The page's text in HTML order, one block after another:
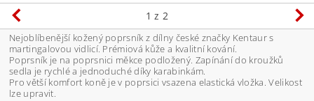
1 z 2
Nejoblíbenější kožený poprsník z dílny české značky Kentaur s
martingalovou vidlicí. Prémiová kůže a kvalitní kování.
Poprsník je na poprsnici měkce podložený. Zapínání do kroužků
sedla je rychlé a jednoduché díky karabinkám.
Pro větší komfort koně je v poprsici vsazena elastická vložka. Velikost
lze upravit.